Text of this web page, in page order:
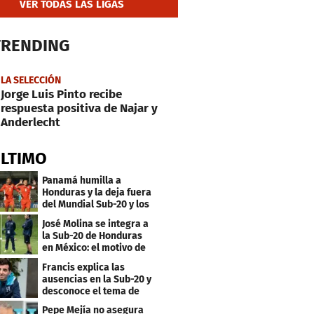
VER TODAS LAS LIGAS
LA SELECCIÓN
Jorge Luis Pinto recibe
respuesta positiva de Najar y
Anderlecht
Panamá humilla a
Honduras y la deja fuera
del Mundial Sub-20 y los
Juegos Olímpicos
José Molina se integra a
la Sub-20 de Honduras
en México: el motivo de
su viaje
Francis explica las
ausencias en la Sub-20 y
desconoce el tema de
los tiktokers
Pepe Mejía no asegura